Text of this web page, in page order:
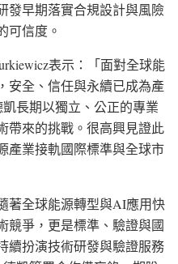
發早期落實合規設計與風險
可信度。
z表示 ：「面對全球能
安全、信任與永續已成為產
長期以獨立、公正的專業
帶來的挑戰。很高興見證此
產業接軌國際標準與全球市
著全球能源轉型與AI應用快
競爭，更是標準、驗證與國
續扮演技術研發與驗證服務